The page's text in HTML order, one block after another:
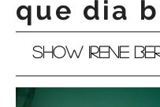
que dia
Show irene